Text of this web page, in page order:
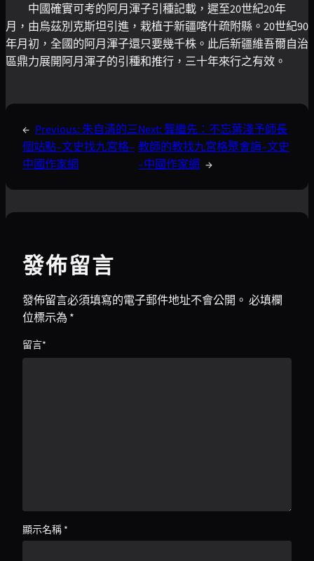
中國確實可考的阿月渾子引種記載，遲至20世紀20年
月，由烏茲別克斯坦引進，栽植于新疆喀什疏附縣。20世紀90
年月初，全國的阿月渾子還只要幾千株。此后新疆維吾爾自治
區鼎力展開阿月渾子的引種和推行，三十年來行之有效。
← Previous:朱自清的三
個站點–文史找九宮格–
中國作家網
Next:龔繼先：不忘葉淺予師長
教師的教找九宮格聚會誨–文史
–中國作家網 →
發佈留言
發佈留言必須填寫的電子郵件地址不會公開。 必填欄
位標示為 *
留言*
顯示名稱 *